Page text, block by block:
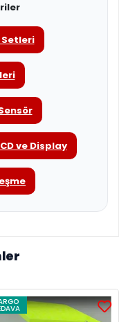
Setleri
ve Display